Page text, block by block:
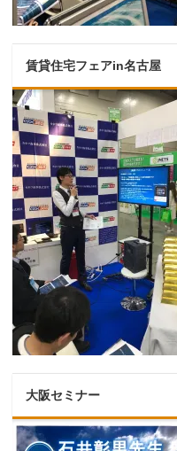
賃貸住宅フェアin名古屋
大阪セミナー